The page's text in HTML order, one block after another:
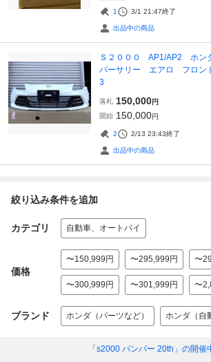
1 3/1 21:47終了
出品中の商品
Ｓ２０００ AP1/AP2 ホン
バーサリー エアロ フロン
3
落札 150,000円
開始 150,000円
2 2/13 23:43終了
出品中の商品
絞り込み条件を追加
カテゴリ 自動車、オートバイ
価格
〜150,999円 〜295,999円 〜
〜300,999円 〜301,999円 〜
ブランド ホンダ（パーツなど） ホンダ（自
「s2000 バンパー 20th」 の開催